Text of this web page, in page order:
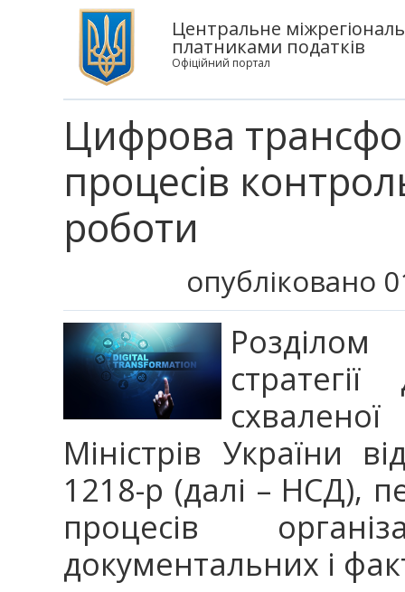
Центральне
платниками податків
Офіційний портал
Цифрова
процесів
роботи
опубліковано
Міністрів України
1218-р (далі – НСД),
процесів
документальних і